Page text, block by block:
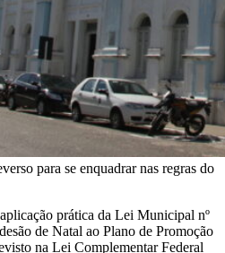
para se enquadrar nas regras do
prática da Lei Municipal nº
de Natal ao Plano de Promoção
na Lei Complementar Federal